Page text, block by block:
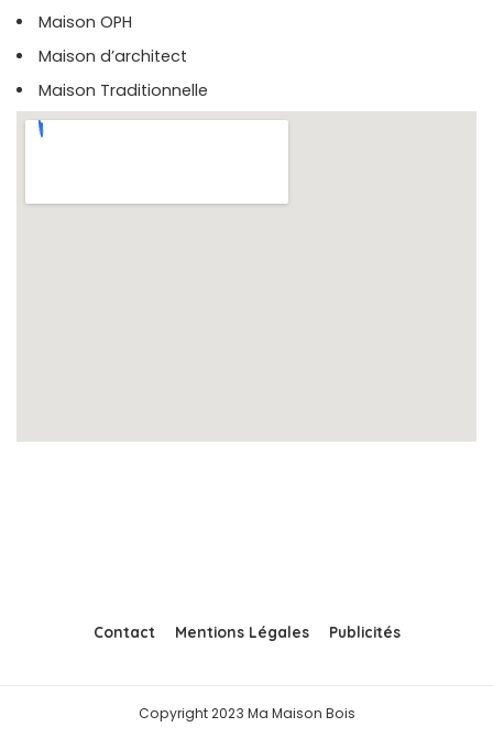
Maison OPH
Maison d’architect
Maison Traditionnelle
Contact Mentions Légales Publicités
Copyright 2023 Ma Maison Bois